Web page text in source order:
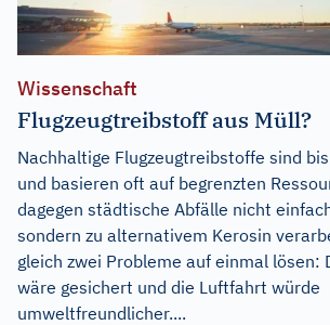
Wissenschaft
Flugzeugtreibstoff aus Müll?
Nachhaltige Flugzeugtreibstoffe sind
und basieren oft auf begrenzten
dagegen städtische Abfälle nicht
sondern zu alternativem Kerosin
gleich zwei Probleme auf einmal lösen:
wäre gesichert und die Luftfahrt würde
umweltfreundlicher....